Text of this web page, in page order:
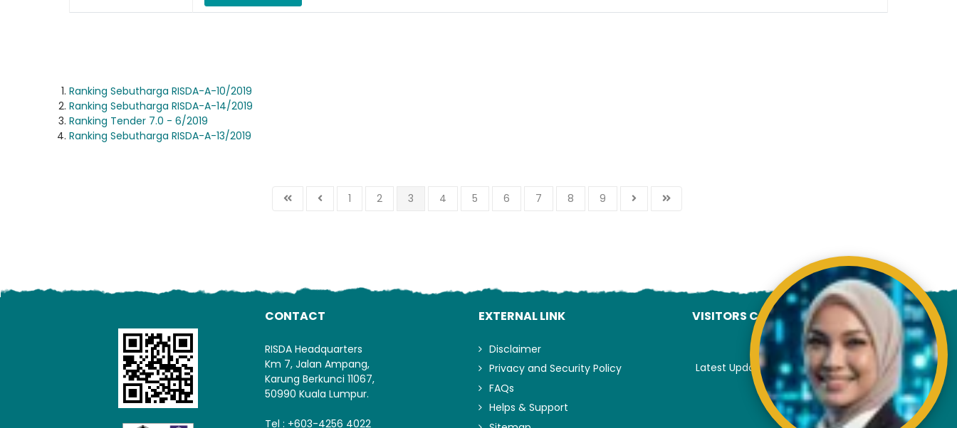
Ranking Sebutharga RISDA-A-10/2019
Ranking Sebutharga RISDA-A-14/2019
Ranking Tender 7.0 - 6/2019
Ranking Sebutharga RISDA-A-13/2019
1 2 3 4 5 6 7 8 9
CONTACT
RISDA Headquarters
Km 7, Jalan Ampang,
Karung Berkunci 11067,
50990 Kuala Lumpur.
Tel : +603-4256 4022
EXTERNAL LINK
Disclaimer
Privacy and Security Policy
FAQs
Helps & Support
VISITORS COUNTER
Latest Update : 05-August-2026.